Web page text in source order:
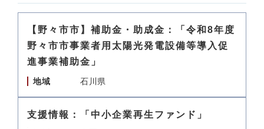
【野々市市】補助金・助成金：「令和8年度
野々市市事業者用太陽光発電設備等導入促
進事業補助金」
地域 石川県
支援情報：「中小企業再生ファンド」